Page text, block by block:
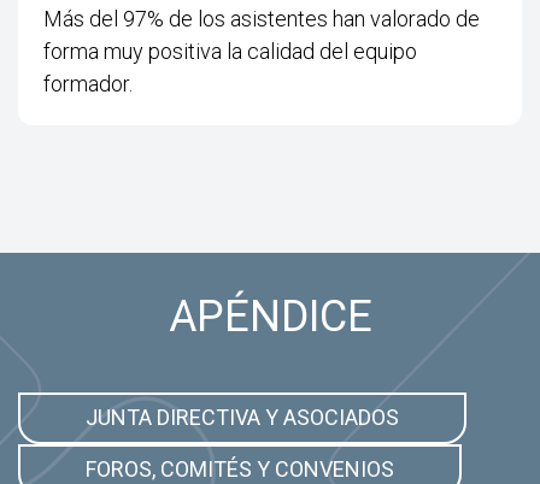
Más del 97% de los asistentes han valorado de
forma muy positiva la calidad del equipo
formador.
APÉNDICE
JUNTA DIRECTIVA Y ASOCIADOS
FOROS, COMITÉS Y CONVENIOS